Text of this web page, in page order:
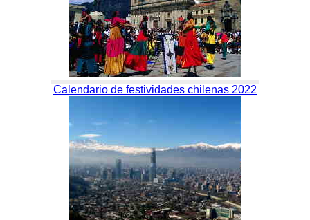
Calendario de festividades chilenas 2022